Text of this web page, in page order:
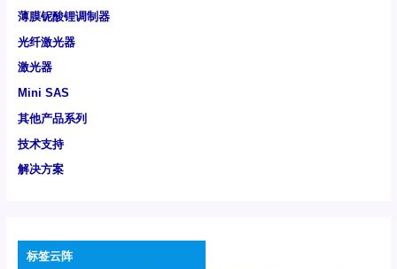
薄膜铌酸锂调制器
光纤激光器
激光器
Mini SAS
其他产品系列
技术支持
解决方案
标签云阵